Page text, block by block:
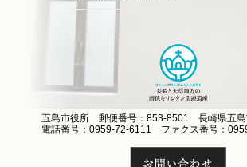
五島市役所 郵便番号：853-8501 長崎県五島
電話番号：0959-72-6111 ファクス番号：